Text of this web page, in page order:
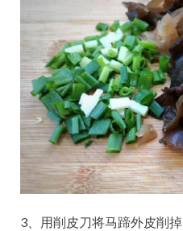
3、用削皮刀将马蹄外皮削